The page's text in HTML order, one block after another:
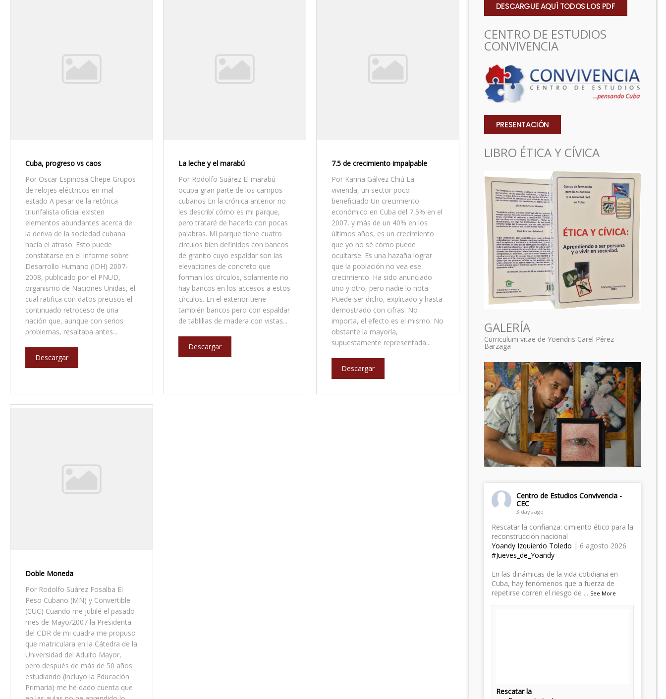
Cuba, progreso vs caos
Por Oscar Espinosa Chepe Grupos
de relojes eléctricos en mal
estado A pesar de la retórica
triunfalista oficial existen
elementos abundantes acerca de
la deriva de la sociedad cubana
hacia el atraso. Esto puede
constatarse en el Informe sobre
Desarrollo Humano (IDH) 2007-
2008, publicado por el PNUD,
organismo de Naciones Unidas, el
cual ratifica con datos precisos el
continuado retroceso de una
nación que, aunque con serios
problemas, resaltaba antes...
Descargar
La leche y el marabú
Por Rodolfo Suárez El marabú
ocupa gran parte de los campos
cubanos En la crónica anterior no
les describí cómo es mi parque,
pero trataré de hacerlo con pocas
palabras. Mi parque tiene cuatro
círculos bien definidos con bancos
de granito cuyo espaldar son las
elevaciones de concreto que
forman los círculos, solamente no
hay bancos en los accesos a estos
círculos. En el exterior tiene
también bancos pero con espaldar
de tablillas de madera con vistas...
Descargar
7.5 de crecimiento impalpable
Por Karina Gálvez Chiú La
vivienda, un sector poco
beneficiado Un crecimiento
económico en Cuba del 7,5% en el
2007, y más de un 40% en los
últimos años, es un crecimiento
que yo no sé cómo puede
ocultarse. Es una hazaña lograr
que la población no vea ese
crecimiento. Ha sido anunciado
uno y otro, pero nadie lo nota.
Puede ser dicho, explicado y hasta
demostrado con cifras. No
importa, el efecto es el mismo. No
obstante la mayoría,
supuestamente representada...
Descargar
Doble Moneda
Por Rodolfo Suárez Fosalba El
Peso Cubano (MN) y Convertible
(CUC) Cuando me jubilé el pasado
mes de Mayo/2007 la Presidenta
del CDR de mi cuadra me propuso
que matriculara en la Cátedra de la
Universidad del Adulto Mayor,
pero después de más de 50 años
estudiando (incluyo la Educación
Primaria) me he dado cuenta que
DESCARGUE AQUÍ TODOS LOS PDF
CENTRO DE ESTUDIOS
CONVIVENCIA
PRESENTACIÓN
LIBRO ÉTICA Y CÍVICA
GALERÍA
Curriculum vitae de Yoendris Carel Pérez
Barzaga
Centro de Estudios Convivencia -
CEC
3 days ago
Rescatar la confianza: cimiento ético para la
reconstrucción nacional
Yoandy Izquierdo Toledo | 6 agosto 2026
#Jueves_de_Yoandy
​En las dinámicas de la vida cotidiana en
Cuba, hay fenómenos que a fuerza de
repetirse corren el riesgo de ... See More
Rescatar la